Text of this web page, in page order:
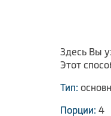
Здесь Вы
Этот
Тип:
Порции: 4